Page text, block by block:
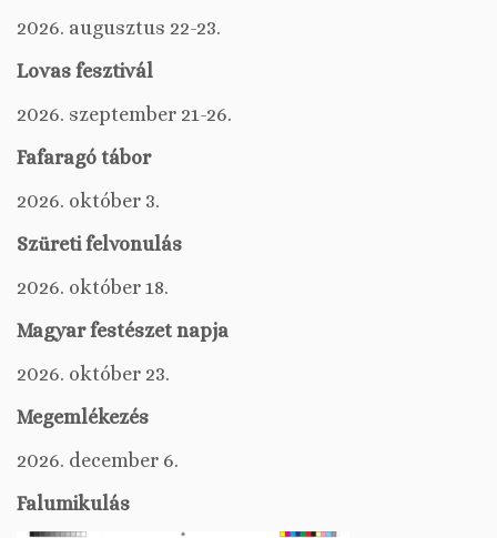
2026. augusztus 22-23.
Lovas fesztivál
2026. szeptember 21-26.
Fafaragó tábor
2026. október 3.
Szüreti felvonulás
2026. október 18.
Magyar festészet napja
2026. október 23.
Megemlékezés
2026. december 6.
Falumikulás